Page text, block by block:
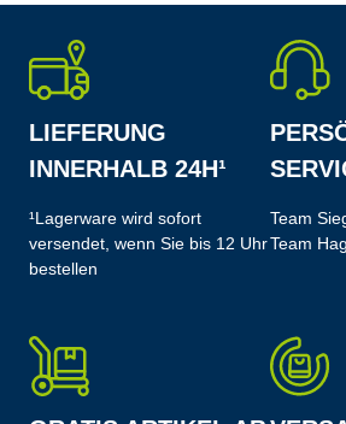
LIEFERUNG
INNERHALB 24H¹
¹Lagerware wird sofort
versendet, wenn Sie bis 12 Uhr
bestellen
Team
Team